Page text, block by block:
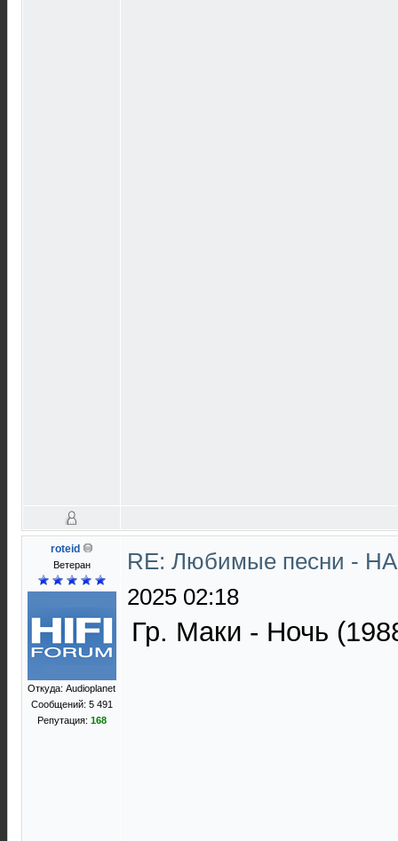
roteid
Ветеран
Откуда: Audioplanet
Сообщений: 5 491
Репутация: 168
RE: Любимые песни -
2025 02:18
Гр. Маки - Ночь